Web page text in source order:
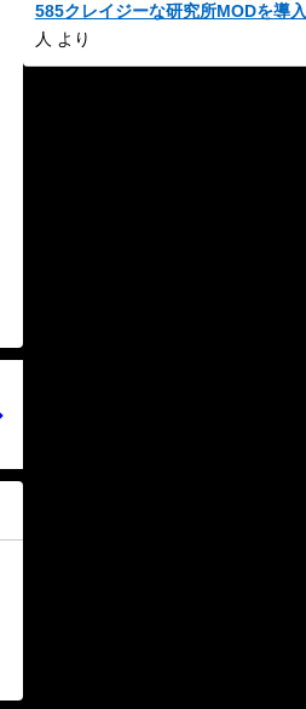
585クレイジーな研究所MODを導入
人
より